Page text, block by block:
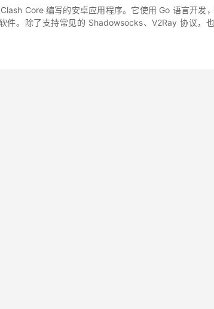
Core 编写的安卓应用程序。它使用 Go 语言开发
件。除了支持常见的 Shadowsocks、V2Ray 协议，